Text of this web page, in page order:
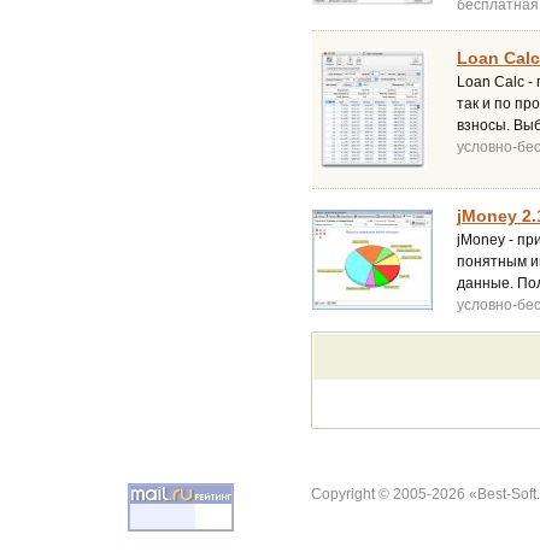
бесплатная
Loan
Loan Calc -
так и по
взносы.
условно-
jMoney
jMoney -
понятным
данные.
условно-
Copyright © 2005-2026 «Best-